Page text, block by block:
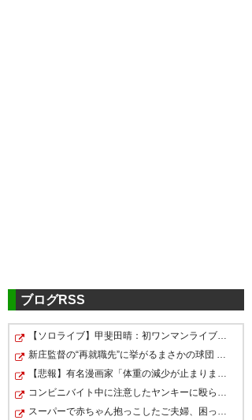
0410U-名無しさん2024/07/31(水) 12:27:56 ID:ytDWNMJO0
個人的には、イバは横浜FC全選手の中で
ベストプレイヤー。
改めてありがとうと伝えたい。
ブログRSS
【ソロライブ】甲斐田晴：初ワンマンライブ「足跡」が凄…
新庄監督の“再就職先”に挙がるまさかの球団 采配に賛否も…
【悲報】有名漫画家「体重の減少が止まりません」→ファン…
コンビニバイト中に注意したヤンキーに殴られたったw
スーパーで赤ちゃん抱っこしたご夫婦、困っていたから助…